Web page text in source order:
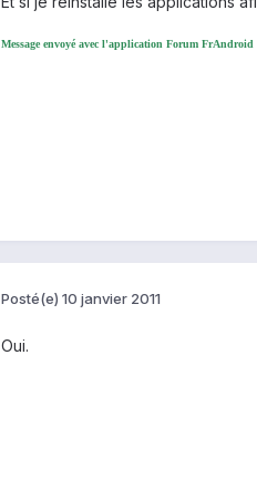
Message envoyé avec l'application Forum FrAndroid
Posté(e) 10 janvier 2011
Oui.